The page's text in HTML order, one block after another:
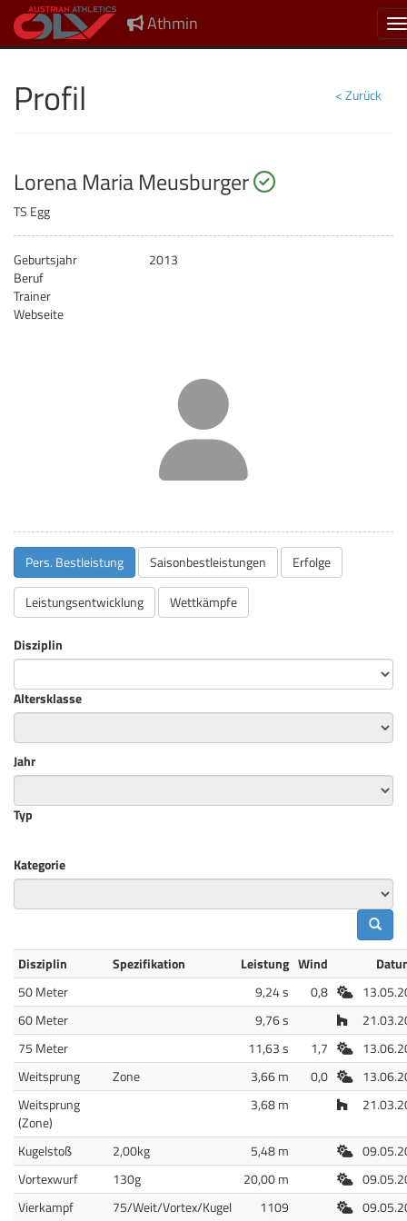
Athmin
< Zurück
Profil
Lorena Maria Meusburger
TS Egg
Geburtsjahr
2013
Beruf
Trainer
Webseite
Pers. Bestleistung Saisonbestleistungen Erfolge
Leistungsentwicklung Wettkämpfe
Disziplin
Altersklasse
Jahr
Typ
Kategorie
Disziplin Spezifikation Leistung Wind
50 Meter
9,24 s 0,8 Freiluft
60 Meter
9,76 s Halle
75 Meter
11,63 s 1,7 Freiluft
Weitsprung
Zone 3,66 m 0,0 Freiluft
Weitsprung
(Zone)
3,68 m Halle
Kugelstoß 2,00kg 5,48 m Freiluft
Vortexwurf
130g 20,00 m Freiluft
Vierkampf
75/Weit/Vortex/Kugel
1109
Freiluft